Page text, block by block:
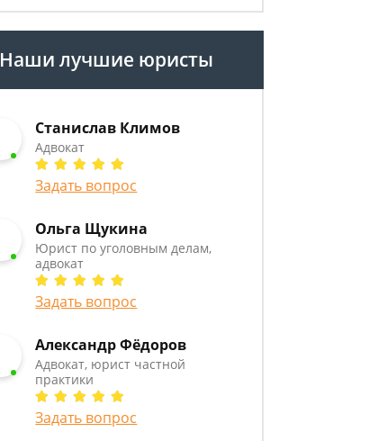
Наши лучшие юристы
Станислав Климов
Адвокат
Задать вопрос
Ольга Щукина
Юрист по уголовным делам,
адвокат
Задать вопрос
Александр Фёдоров
Адвокат, юрист частной
практики
Задать вопрос